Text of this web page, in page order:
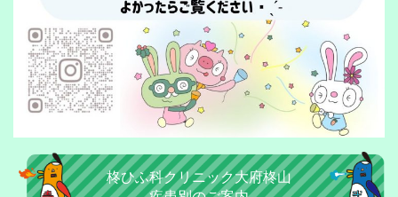
柊ひふ科クリニック大府柊山